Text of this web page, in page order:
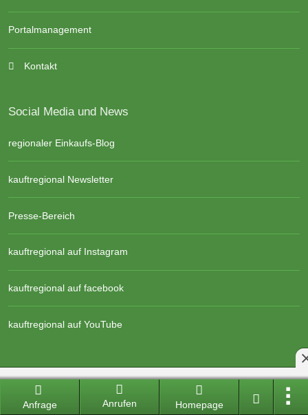
Anfrage Anrufen Homepage
Portalmanagement
Kontakt
Social Media und News
regionaler Einkaufs-Blog
kauftregional Newsletter
Presse-Bereich
kauftregional auf Instagram
kauftregional auf facebook
kauftregional auf YouTube
regionalen Anbieter Login